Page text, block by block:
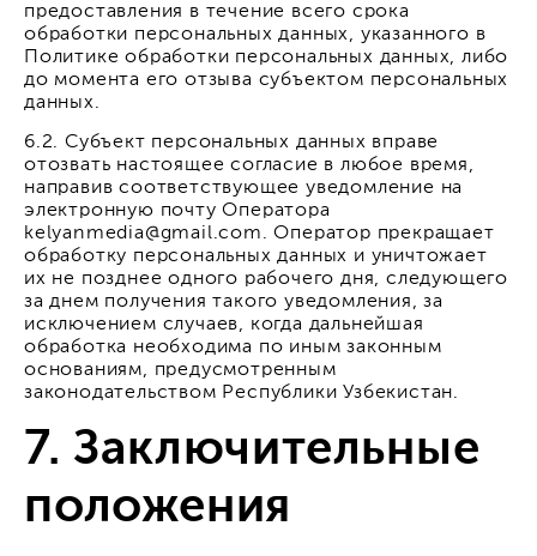
предоставления в течение всего срока
обработки персональных данных, указанного в
Политике обработки персональных данных, либо
до момента его отзыва субъектом персональных
данных.
6.2. Субъект персональных данных вправе
отозвать настоящее согласие в любое время,
направив соответствующее уведомление на
электронную почту Оператора
kelyanmedia@gmail.com. Оператор прекращает
обработку персональных данных и уничтожает
их не позднее одного рабочего дня, следующего
за днем получения такого уведомления, за
исключением случаев, когда дальнейшая
обработка необходима по иным законным
основаниям, предусмотренным
законодательством Республики Узбекистан.
7. Заключительные
положения